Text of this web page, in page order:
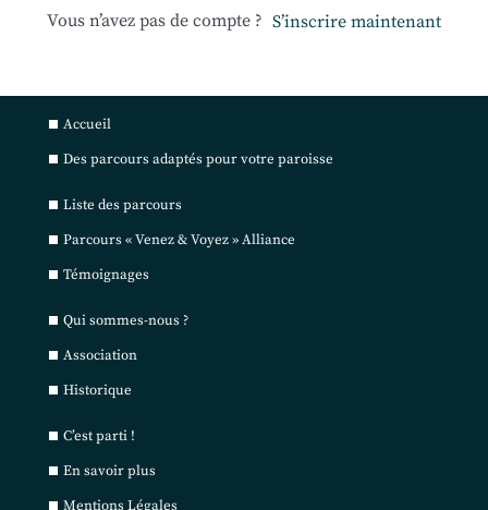
Vous n’avez pas de compte ? S’inscrire maintenant
Accueil
Des parcours adaptés pour votre paroisse
Liste des parcours
Parcours « Venez & Voyez » Alliance
Témoignages
Qui sommes-nous ?
Association
Historique
C’est parti !
En savoir plus
Mentions Légales